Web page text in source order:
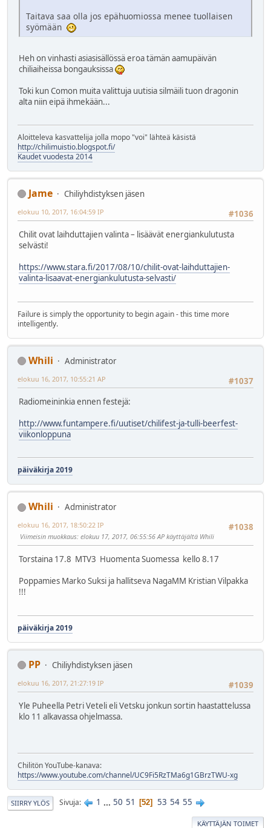
Taitava saa olla jos epähuomiossa menee tuollaisen
syömään
Heh on vinhasti asiasisällössä eroa tämän aamupäivän
chiliaiheissa bongauksissa
Toki kun Comon muita valittuja uutisia silmäili tuon dragonin
alta niin eipä ihmekään...
Aloitteleva kasvattelija jolla mopo "voi" lähteä käsistä
http://chilimuistio.blogspot.fi/
Kaudet vuodesta 2014
Jame
Chiliyhdistyksen jäsen
#1036
elokuu 10, 2017, 16:04:59 IP
Chilit ovat laihduttajien valinta – lisäävät energiankulutusta
selvästi!
https://www.stara.fi/2017/08/10/chilit-ovat-laihduttajien-
valinta-lisaavat-energiankulutusta-selvasti/
Failure is simply the opportunity to begin again - this time more
intelligently.
Whili
Administrator
#1037
elokuu 16, 2017, 10:55:21 AP
Radiomeininkia ennen festejä:
http://www.funtampere.fi/uutiset/chilifest-ja-tulli-beerfest-
viikonloppuna
päiväkirja 2019
Whili
Administrator
#1038
elokuu 16, 2017, 18:50:22 IP
Viimeisin muokkaus: elokuu 17, 2017, 06:55:56 AP käyttäjältä Whili
Torstaina 17.8 MTV3 Huomenta Suomessa kello 8.17
Poppamies Marko Suksi ja hallitseva NagaMM Kristian Vilpakka
!!!
päiväkirja 2019
PP
Chiliyhdistyksen jäsen
#1039
elokuu 16, 2017, 21:27:19 IP
Yle Puheella Petri Veteli eli Vetsku jonkun sortin haastattelussa
klo 11 alkavassa ohjelmassa.
Chilitön YouTube-kanava:
https://www.youtube.com/channel/UC9Fi5RzTMa6g1GBrzTWU-xg
SIIRRY YLÖS Sivuja 1 ... 50 51 52 53 54 55
KÄYTTÄJÄN TOIMET